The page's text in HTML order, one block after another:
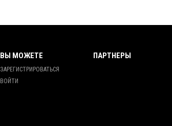
ВЫ МОЖЕТЕ
ЗАРЕГИСТРИРОВАТЬСЯ
ВОЙТИ
ПАРТНЕРЫ